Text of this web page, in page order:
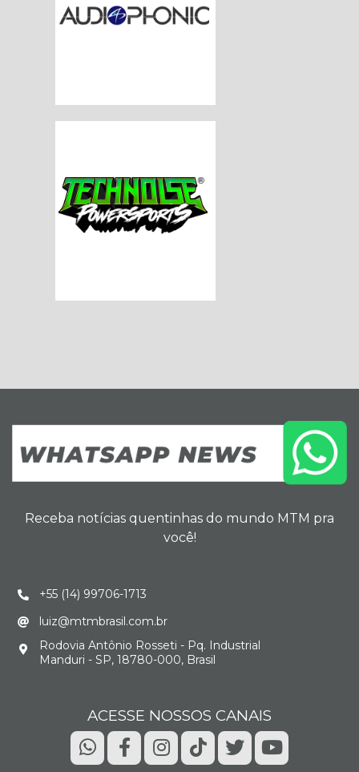
Receba notícias quentinhas do mundo MTM pra
você!
+55 (14) 99706-1713
luiz@mtmbrasil.com.br
Rodovia Antônio Rosseti - Pq. Industrial
Manduri - SP, 18780-000, Brasil
ACESSE NOSSOS CANAIS